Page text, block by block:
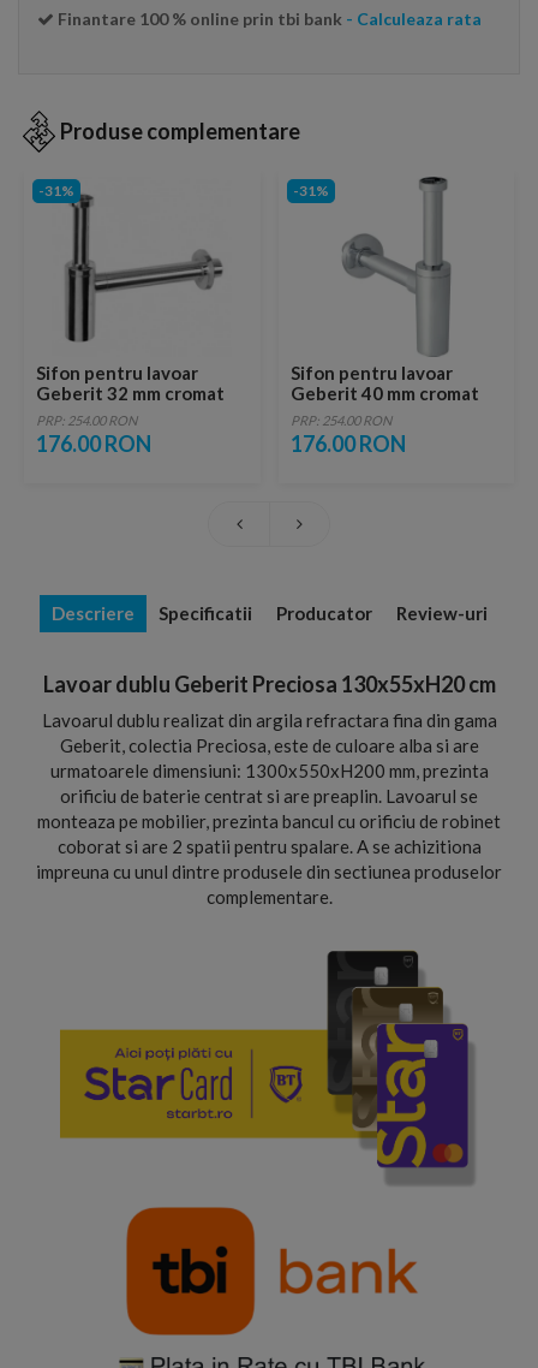
Finantare 100 % online prin tbi bank - Calculeaza rata
Produse complementare
-31%
Sifon pentru lavoar
Geberit 32 mm cromat
PRP: 254.00 RON
176.00 RON
-31%
Sifon pentru lavoar
Geberit 40 mm cromat
PRP: 254.00 RON
176.00 RON
Descriere Specificatii Producator Review-uri
Lavoar dublu Geberit Preciosa 130x55xH20 cm
Lavoarul dublu realizat din argila refractara fina din gama
Geberit, colectia Preciosa, este de culoare alba si are
urmatoarele dimensiuni: 1300x550xH200 mm, prezinta
orificiu de baterie centrat si are preaplin. Lavoarul se
monteaza pe mobilier, prezinta bancul cu orificiu de robinet
coborat si are 2 spatii pentru spalare. A se achizitiona
impreuna cu unul dintre produsele din sectiunea produselor
complementare.